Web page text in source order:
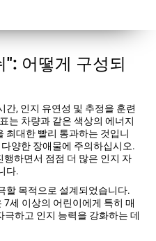
어떻게 구성되
간, 인지 유연성 및 추정을 훈련
는 차량과 같은 색상의 에너지
최대한 빨리 통과하는 것입니
양한 장애물에 주의하십시오.
하면서 점점 더 많은 인지 자
다.
할 목적으로 설계되었습니다.
세 이상의 어린이에게 특히 매
하고 인지 능력을 강화하는 데